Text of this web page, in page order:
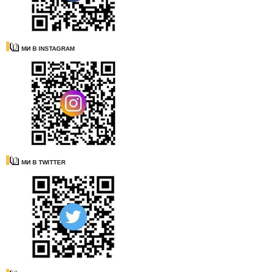
МИ В INSTAGRAM
МИ В TWITTER